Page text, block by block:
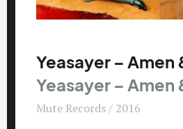
Yeasayer – Amen
Yeasayer – Amen
Mute Records / 2016